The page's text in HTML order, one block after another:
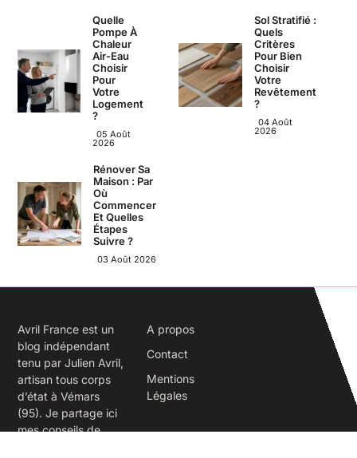
Quelle
Pompe À
Chaleur
Air-Eau
Choisir
Pour
Votre
Logement
?
05 Août
2026
Sol Stratifié :
Quels
Critères
Pour Bien
Choisir
Votre
Revêtement
?
04 Août
2026
Rénover Sa
Maison : Par
Où
Commencer
Et Quelles
Étapes
Suivre ?
03 Août 2026
Avril France est un
blog indépendant
tenu par Julien Avril,
artisan tous corps
d’état à Vémars
(95). Je partage ici
mes conseils de
A propos
Contact
Mentions
Légales